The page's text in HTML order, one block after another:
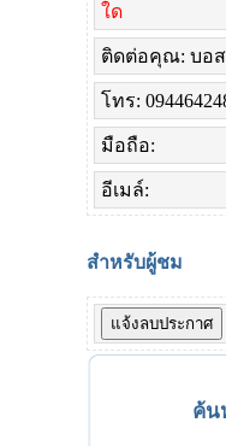
ใด
ติดต่อคุณ: บอส
โทร:
มือถือ:
อีเมล์:
สำหรับผู้ชม
ค้น